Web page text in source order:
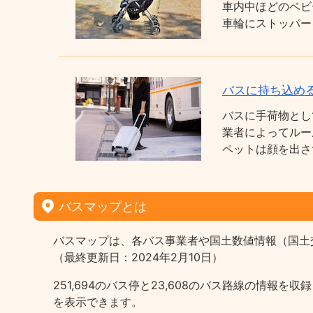
車内中ほどのベ
車輪にストッパ
バスに持ち込め
バスに手荷物と
業者によってル
ペットは顔を出
バスマップとは
バスマップは、各バス事業者や国土数値情報（国
（最終更新日：2024年2月10日）
251,694のバス停と23,608のバス路線の情報を収
を表示できます。